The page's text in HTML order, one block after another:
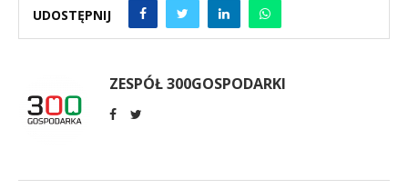
UDOSTĘPNIJ
ZESPÓŁ 300GOSPODARKI